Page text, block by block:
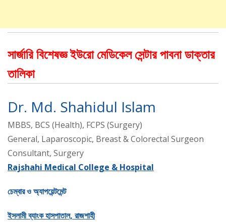
সার্জারি বিশেষজ্ঞ ইউরো মেডিকেল সেন্টার পাবনা ডাক্তার
তালিকা
Dr. Md. Shahidul Islam
MBBS, BCS (Health), FCPS (Surgery)
General, Laparoscopic, Breast & Colorectal Surgeon
Consultant, Surgery
Rajshahi Medical College & Hospital
চেম্বার ও অ্যাপয়েন্টমেন্ট
ইসলামী ব্যাংক হাসপাতাল, রাজশাহী